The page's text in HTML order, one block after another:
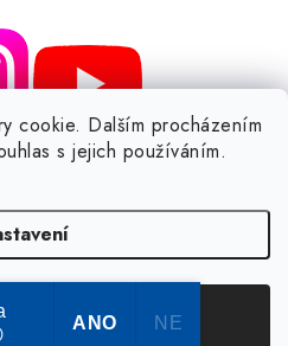
cookie. Dalším procházením
s jejich používáním.
48, 259 01 Olbramovice -
prodávající povinen vystavit
tržbu u správce daně online; v
nejpozději do 48 hodin.
ANO NE